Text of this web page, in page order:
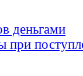
деньгами
при